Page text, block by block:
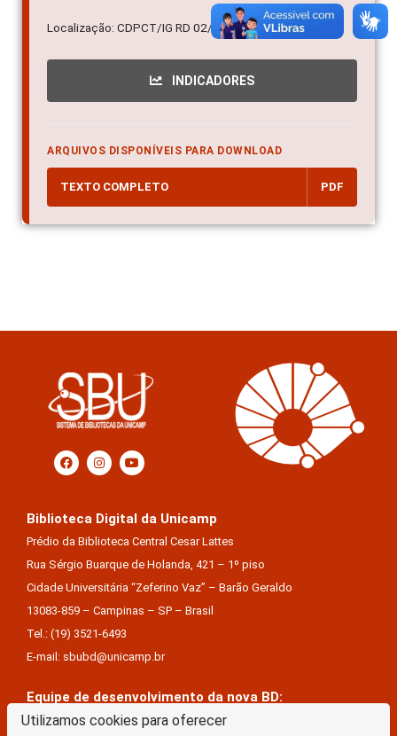
Utilizamos cookies para oferecer
Localização: CDPCT/IG RD 02/02
INDICADORES
ARQUIVOS DISPONÍVEIS PARA DOWNLOAD
TEXTO COMPLETO PDF
Biblioteca Digital da Unicamp
Prédio da Biblioteca Central Cesar Lattes
Rua Sérgio Buarque de Holanda, 421 – 1º piso
Cidade Universitária “Zeferino Vaz” – Barão Geraldo
13083-859 – Campinas – SP – Brasil
Tel.: (19) 3521-6493
E-mail: sbubd@unicamp.br
Equipe de desenvolvimento da nova BD:
Keite Aparecida Duarte